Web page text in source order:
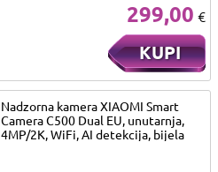
299,00 €
KUPI
Nadzorna kamera XIAOMI Smart
Camera C500 Dual EU, unutarnja,
4MP/2K, WiFi, AI detekcija, bijela